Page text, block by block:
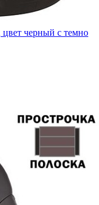
черный с темно